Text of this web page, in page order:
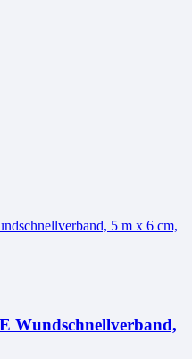
Wundschnellverband,